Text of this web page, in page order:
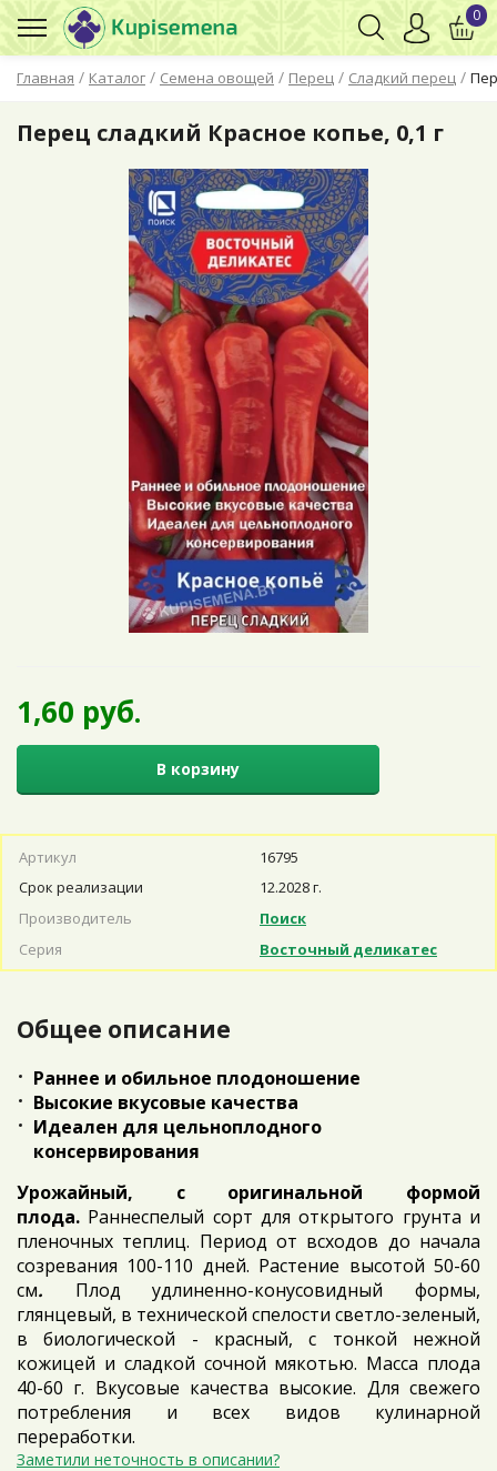
Главная / Каталог / Семена овощей / Перец / Сладкий перец /
0
Перец сладкий Красное копье, 0,1 г
1,60 руб.
В корзину
Артикул
16795
Срок реализации
12.2028 г.
Производитель
Поиск
Серия
Восточный деликатес
Общее описание
Раннее и обильное плодоношение
Высокие вкусовые качества
Идеален для цельноплодного
консервирования
Урожайный, с оригинальной формой
плода. Раннеспелый сорт для открытого грунта и
пленочных теплиц. Период от всходов до начала
созревания 100-110 дней. Растение высотой 50-60
см. Плод удлиненно-конусовидный формы,
глянцевый, в технической спелости светло-зеленый,
в биологической - красный, с тонкой нежной
кожицей и сладкой сочной мякотью. Масса плода
40-60 г. Вкусовые качества высокие. Для свежего
потребления и всех видов кулинарной
переработки.
Заметили неточность в описании?